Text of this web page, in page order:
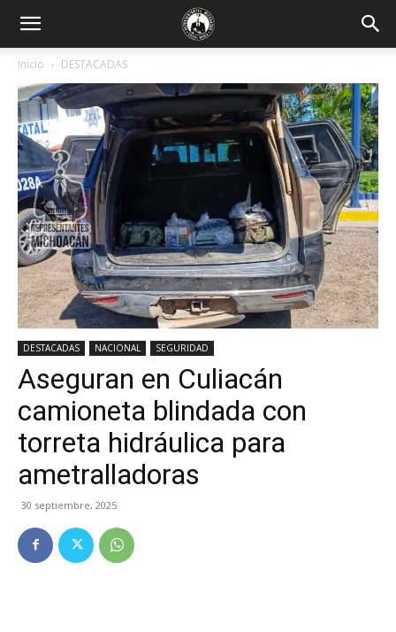
Inicio DESTACADAS
DESTACADAS NACIONAL SEGURIDAD
Aseguran en Culiacán
camioneta blindada con
torreta hidráulica para
ametralladoras
30 septiembre, 2025